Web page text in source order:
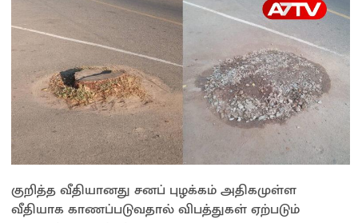
குறித்த வீதியானது சனப் புழக்கம் அதிகமுள்ள
வீதியாக காணப்படுவதால் விபத்துகள் ஏற்படும்